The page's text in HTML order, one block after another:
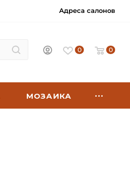
Адреса салонов
0 0
МОЗАИКА